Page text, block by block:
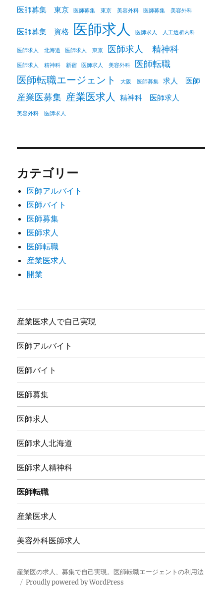
医師募集 東京
医師募集 東京 美容外科 医師募集 美容外科
医師募集 資格 医師求人 医師求人 人工透析内科
医師求人 北海道 医師求人 東京 医師求人 精神科
医師求人 精神科 新宿 医師求人 美容外科 医師転職
医師転職エージェント 大阪 医師募集 求人 医師
産業医募集 産業医求人 精神科 医師求人
美容外科 医師求人
カテゴリー
医師アルバイト
医師バイト
医師募集
医師求人
医師転職
産業医求人
開業
産業医求人で自己実現
医師アルバイト
医師バイト
医師募集
医師求人
医師求人北海道
医師求人精神科
医師転職
産業医求人
美容外科医師求人
産業医の求人、募集で自己実現。医師転職エージェントの利用法
Proudly powered by WordPress